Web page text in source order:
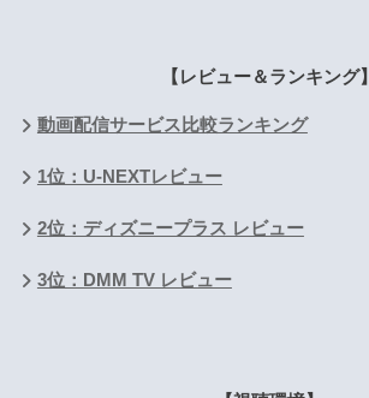
【レビュー＆ランキング】
動画配信サービス比較ランキング
1位：U-NEXTレビュー
2位：ディズニープラス レビュー
3位：DMM TV レビュー